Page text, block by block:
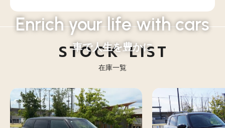
Enrich your life with cars
車で人生を豊かに
STOCK LIST
在庫一覧